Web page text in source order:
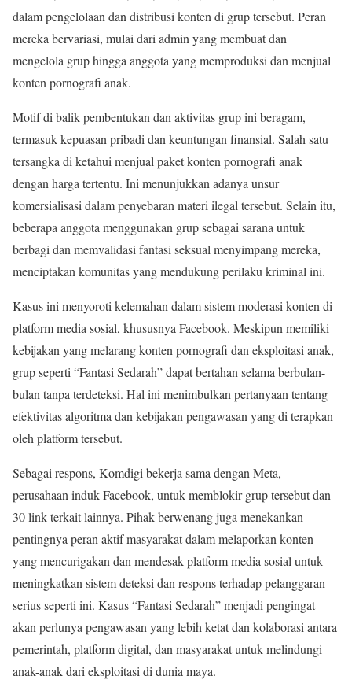
dalam pengelolaan dan distribusi konten di grup tersebut. Peran
mereka bervariasi, mulai dari admin yang membuat dan
mengelola grup hingga anggota yang memproduksi dan menjual
konten pornografi anak.
Motif di balik pembentukan dan aktivitas grup ini beragam,
termasuk kepuasan pribadi dan keuntungan finansial. Salah satu
tersangka di ketahui menjual paket konten pornografi anak
dengan harga tertentu. Ini menunjukkan adanya unsur
komersialisasi dalam penyebaran materi ilegal tersebut. Selain itu,
beberapa anggota menggunakan grup sebagai sarana untuk
berbagi dan memvalidasi fantasi seksual menyimpang mereka,
menciptakan komunitas yang mendukung perilaku kriminal ini.
Kasus ini menyoroti kelemahan dalam sistem moderasi konten di
platform media sosial, khususnya Facebook. Meskipun memiliki
kebijakan yang melarang konten pornografi dan eksploitasi anak,
grup seperti “Fantasi Sedarah” dapat bertahan selama berbulan-
bulan tanpa terdeteksi. Hal ini menimbulkan pertanyaan tentang
efektivitas algoritma dan kebijakan pengawasan yang di terapkan
oleh platform tersebut.
Sebagai respons, Komdigi bekerja sama dengan Meta,
perusahaan induk Facebook, untuk memblokir grup tersebut dan
30 link terkait lainnya. Pihak berwenang juga menekankan
pentingnya peran aktif masyarakat dalam melaporkan konten
yang mencurigakan dan mendesak platform media sosial untuk
meningkatkan sistem deteksi dan respons terhadap pelanggaran
serius seperti ini. Kasus “Fantasi Sedarah” menjadi pengingat
akan perlunya pengawasan yang lebih ketat dan kolaborasi antara
pemerintah, platform digital, dan masyarakat untuk melindungi
anak-anak dari eksploitasi di dunia maya.